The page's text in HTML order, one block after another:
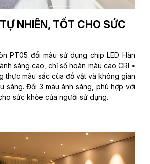
NHIÊN, TỐT CHO SỨC
PT05 đổi màu sử dụng chip LED Hàn
sáng cao, chỉ số hoàn màu cao CRI ≥
thực màu sắc của đồ vật và không gian
sáng. Đổi 3 màu ánh sáng, phù hợp với
sức khỏe của người sử dụng.